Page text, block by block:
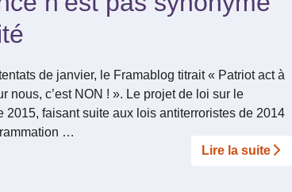
de janvier, le Framablog titrait « Patriot act à
nous, c’est NON ! ». Le projet de loi sur le
2015, faisant suite aux lois antiterroristes de 2014
…
Lire la suite­­